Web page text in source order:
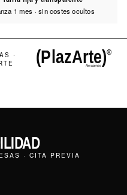
1 mes · sin costes ocultos
·
· CITA PREVIA